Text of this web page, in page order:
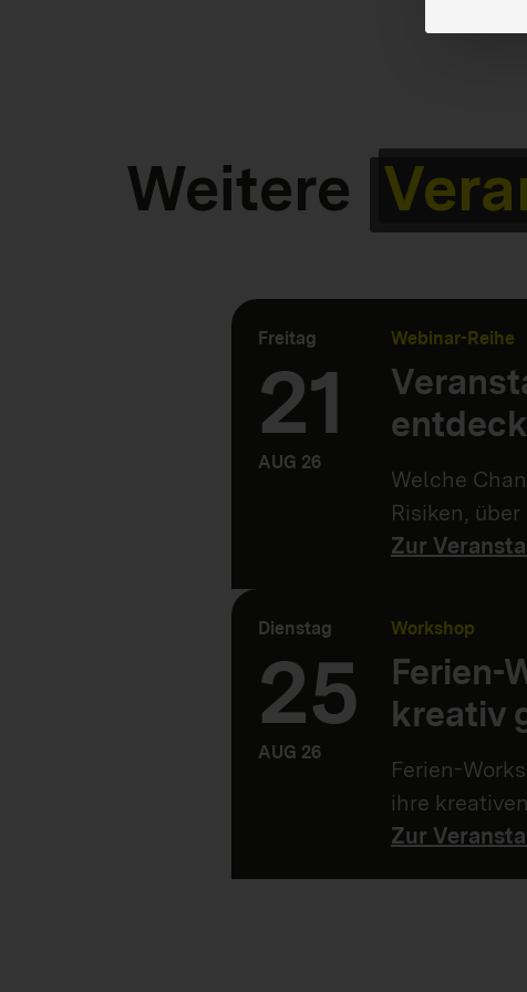
Weitere
Freitag
21
AUG 26
Webinar-Reihe
Welche
Risiken,
Zur
Dienstag
25
AUG 26
Workshop
Ferien-
kreativ
Ferien-
ihre
Zur